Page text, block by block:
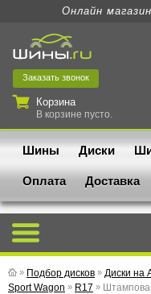
Онлайн
Заказать звонок
Корзина
В корзине пусто.
Шины Диски
Оплата Доставка
» Подбор дисков » Диски на
Sport Wagon » R17 »